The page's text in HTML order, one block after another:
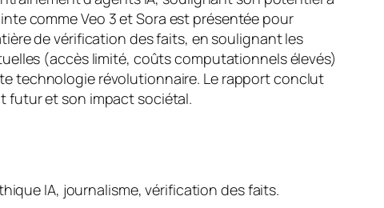
comme Veo 3 et Sora est présentée pour
de vérification des faits, en soulignant les
(accès limité, coûts computationnels élevés)
technologie révolutionnaire. Le rapport conclut
futur et son impact sociétal.
IA, journalisme, vérification des faits.